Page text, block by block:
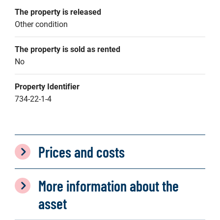
The property is released
Other condition
The property is sold as rented
No
Property Identifier
734-22-1-4
Prices and costs
More information about the
asset